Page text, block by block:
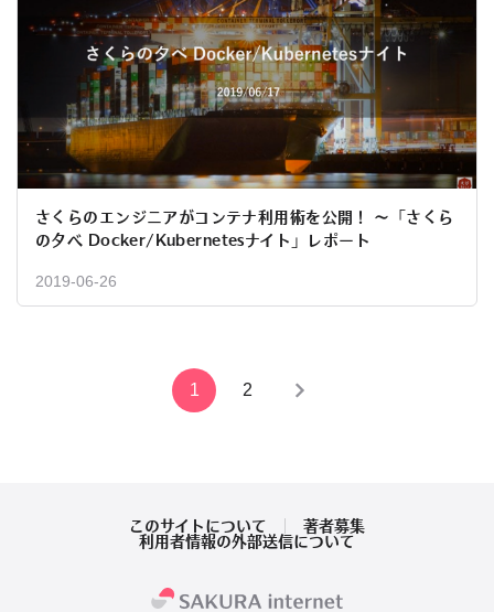
さくらのエンジニアがコンテナ利用術を公開！ 〜「さくら
の夕べ Docker/Kubernetesナイト」レポート
2019-06-26
1 2
このサイトについて
著者募集
利用者情報の外部送信について